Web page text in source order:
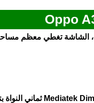
بشاشة كبيرة الحجم مقاس 6.67 بوصة،